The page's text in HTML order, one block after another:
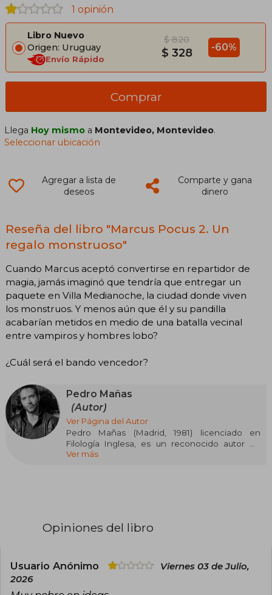
1 opinión
Libro Nuevo
Origen: Uruguay
Envío Rápido
$ 820
$ 328 -60%
Comprar
Llega Hoy mismo a Montevideo, Montevideo.
Seleccionar ubicación
Agregar a lista de
deseos
Comparte y gana
dinero
Reseña del libro "Marcus Pocus 2. Un
regalo monstruoso"
Cuando Marcus aceptó convertirse en repartidor de
magia, jamás imaginó que tendría que entregar un
paquete en Villa Medianoche, la ciudad donde viven
los monstruos. Y menos aún que él y su pandilla
acabarían metidos en medio de una batalla vecinal
entre vampiros y hombres lobo?
¿Cuál será el bando vencedor?
Pedro Mañas
(Autor)
Ver Página del Autor
Pedro Mañas (Madrid, 1981) licenciado en
Filología Inglesa, es un reconocido autor de
literatura infantil. Ha sido galardonado con
traducidas a varios idiomas. Mañas compagina
Ver más
Opiniones del libro
Usuario Anónimo
Viernes 03 de Julio,
2026